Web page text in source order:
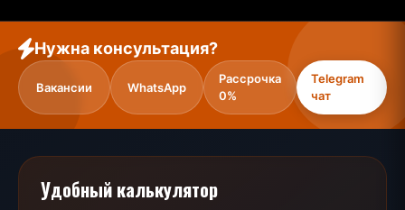
Нужна консультация?
Вакансии WhatsApp
Рассрочка
0%
Telegram
чат
Удобный калькулятор